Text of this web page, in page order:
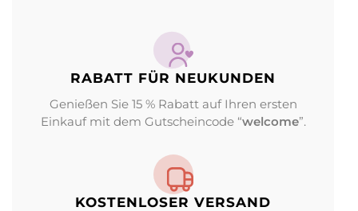
RABATT FÜR NEUKUNDEN
Genießen Sie 15 % Rabatt auf Ihren ersten
Einkauf mit dem Gutscheincode “welcome”.
KOSTENLOSER VERSAND